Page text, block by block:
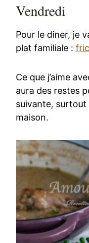
Vendredi
Pour le diner, je
plat familiale :
Ce que j’aime
aura des restes
suivante,
maison.